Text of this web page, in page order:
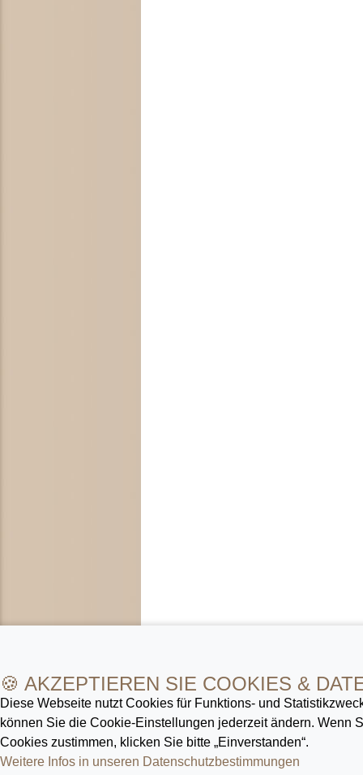
🍪 AKZEPTIEREN SIE COOKIES &
Diese Webseite nutzt Cookies für Funktions- und
können Sie die Cookie-Ein­stellungen jederzeit ändern. Wenn
Cookies zustimmen, klicken Sie bitte „Einverstanden“.
Weitere Infos in unseren Datenschutz­bestimmungen